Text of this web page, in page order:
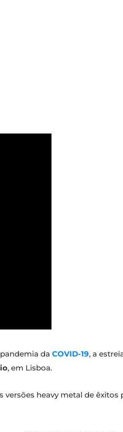
da COVID-19, a
, em Lisboa.
versões heavy metal de